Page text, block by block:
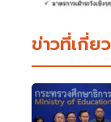
ข่าวที่เกี่ย